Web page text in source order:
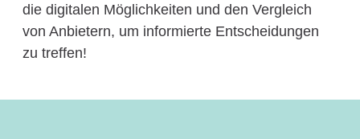
die digitalen Möglichkeiten und den Vergleich
von Anbietern, um informierte Entscheidungen
zu treffen!